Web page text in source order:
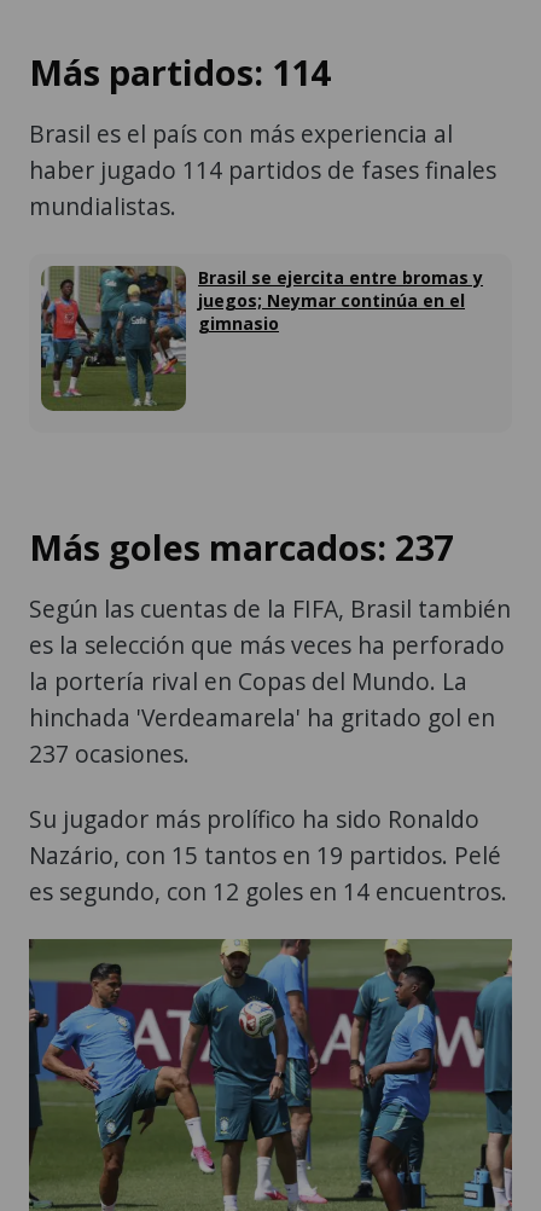
Más partidos: 114
Brasil es el país con más experiencia al
haber jugado 114 partidos de fases finales
mundialistas.
Brasil se ejercita entre bromas y
juegos; Neymar continúa en el
gimnasio
Más goles marcados: 237
Según las cuentas de la FIFA, Brasil también
es la selección que más veces ha perforado
la portería rival en Copas del Mundo. La
hinchada 'Verdeamarela' ha gritado gol en
237 ocasiones.
Su jugador más prolífico ha sido Ronaldo
Nazário, con 15 tantos en 19 partidos. Pelé
es segundo, con 12 goles en 14 encuentros.